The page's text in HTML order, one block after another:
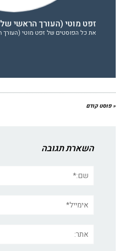
זפט מוטי (העורך הראשי
את כל הפוסטים של זפט מוטי (העורך
« פוסט קודם
השארת תגובה